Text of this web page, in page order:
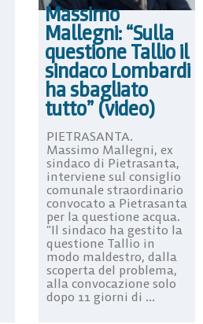
Massimo
Mallegni: “Sulla
questione Tallio il
sindaco Lombardi
ha sbagliato
tutto” (video)
PIETRASANTA.
Massimo Mallegni, ex
sindaco di Pietrasanta,
interviene sul consiglio
comunale straordinario
convocato a Pietrasanta
per la questione acqua.
“Il sindaco ha gestito la
questione Tallio in
modo maldestro, dalla
scoperta del problema,
alla convocazione solo
dopo 11 giorni di ...